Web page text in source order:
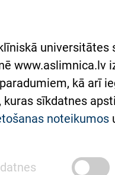
atbalsts
та
universitātes
kā arī
kuras sīkdatnes
noteikumos